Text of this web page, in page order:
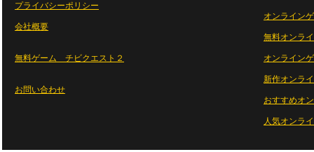
プライバシーポリシー
会社概要
無料ゲーム チビクエスト２
お問い合わせ
オンライン
無料オンラ
オンライン
新作オンラ
おすすめオ
人気オンラ